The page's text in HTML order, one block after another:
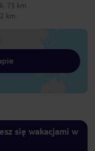
73 km
km.
się wakacjami w